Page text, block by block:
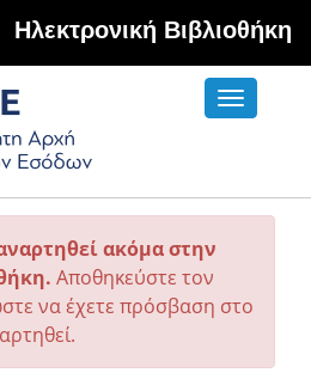
Hλεκτρονική Βιβλιοθήκη
Toggle
ακόμα στην
Αποθηκεύστε τον
να έχετε πρόσβαση στο